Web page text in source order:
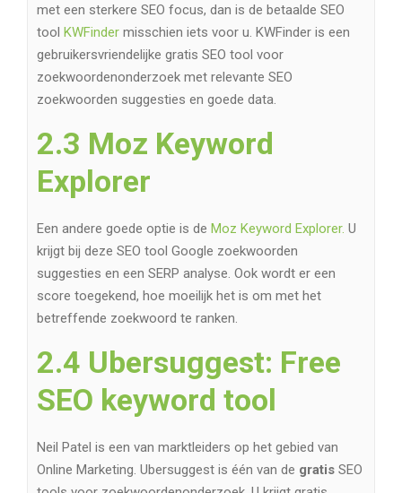
met een sterkere SEO focus, dan is de betaalde SEO
tool KWFinder misschien iets voor u. KWFinder is een
gebruikersvriendelijke gratis SEO tool voor
zoekwoordenonderzoek met relevante SEO
zoekwoorden suggesties en goede data.
2.3 Moz Keyword
Explorer
Een andere goede optie is de Moz Keyword Explorer. U
krijgt bij deze SEO tool Google zoekwoorden
suggesties en een SERP analyse. Ook wordt er een
score toegekend, hoe moeilijk het is om met het
betreffende zoekwoord te ranken.
2.4 Ubersuggest: Free
SEO keyword tool
Neil Patel is een van marktleiders op het gebied van
Online Marketing. Ubersuggest is één van de gratis SEO